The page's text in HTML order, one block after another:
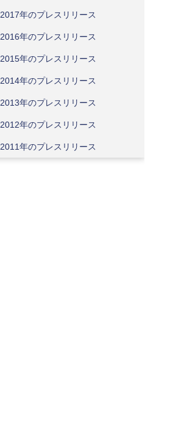
2017年のプレスリリース
2016年のプレスリリース
2015年のプレスリリース
2014年のプレスリリース
2013年のプレスリリース
2012年のプレスリリース
2011年のプレスリリース